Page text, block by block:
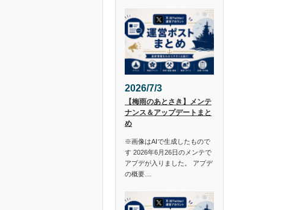
2026/7/3
【梅雨のあとさき】メンテ
ナンス＆アップデートまと
め
※画像はAIで生成したもので
す 2026年6月26日のメンテで
アプデが入りました。 アプデ
の概要…